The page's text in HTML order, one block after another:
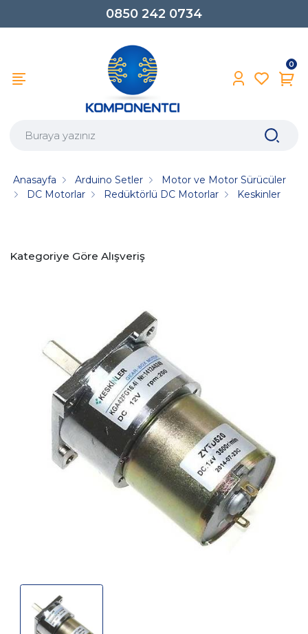
0850 242 0734
0
Anasayfa Arduino Setler
Motor ve Motor Sürücüler
DC Motorlar
Redüktörlü DC Motorlar Keskinler
Kategoriye Göre Alışveriş